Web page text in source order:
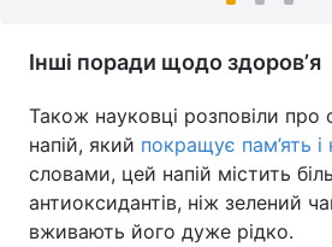
Інші поради щодо здоровʼя
Також науковці розповіли про
напій, який покращує пам’ять і
словами, цей напій містить
антиоксидантів, ніж зелений
вживають його дуже рідко.